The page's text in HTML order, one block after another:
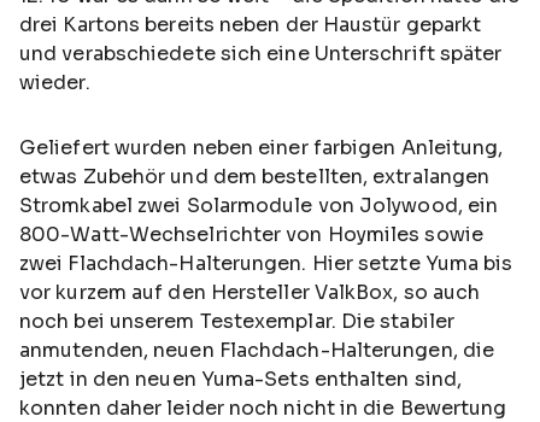
drei Kartons bereits neben der Haustür geparkt
und verabschiedete sich eine Unterschrift später
wieder.
Geliefert wurden neben einer farbigen Anleitung,
etwas Zubehör und dem bestellten, extralangen
Stromkabel zwei Solarmodule von Jolywood, ein
800-Watt-Wechselrichter von Hoymiles sowie
zwei Flachdach-Halterungen. Hier setzte Yuma bis
vor kurzem auf den Hersteller ValkBox, so auch
noch bei unserem Testexemplar. Die stabiler
anmutenden, neuen Flachdach-Halterungen, die
jetzt in den neuen Yuma-Sets enthalten sind,
konnten daher leider noch nicht in die Bewertung